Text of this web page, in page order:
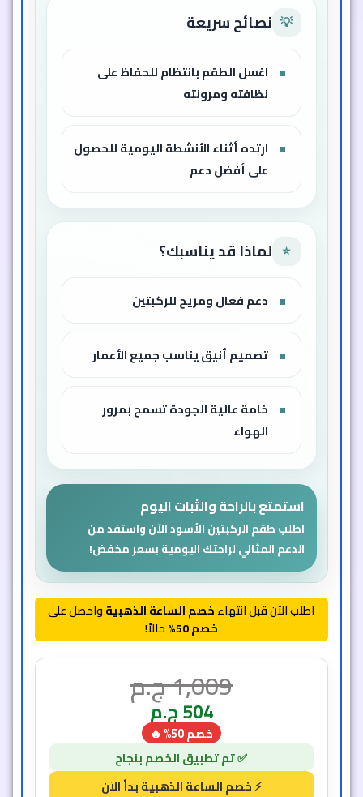
💡 نصائح سريعة
اغسل الطقم بانتظام للحفاظ على
نظافته ومرونته
ارتده أثناء الأنشطة اليومية للحصول
على أفضل دعم
⭐ لماذا قد يناسبك؟
دعم فعال ومريح للركبتين
تصميم أنيق يناسب جميع الأعمار
خامة عالية الجودة تسمح بمرور
الهواء
استمتع بالراحة والثبات اليوم
اطلب طقم الركبتين الأسود الآن واستفد من
الدعم المثالي لراحتك اليومية بسعر مخفض!
اطلب الآن قبل انتهاءخصم الساعة الذهبيةواحصل على
خصم 50%
حالاً!
1,009ج.م
504ج.م
خصم 50% 🔥